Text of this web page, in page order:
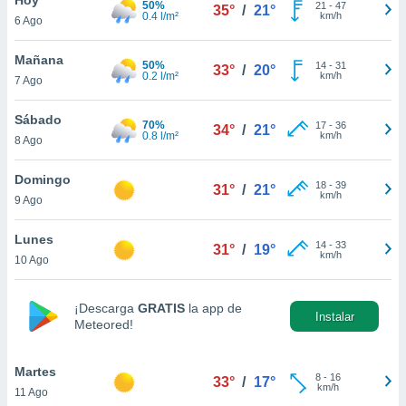
en
más
nuestra
de
aceptar
de
6 Ago
50%
0.4 l/m²
35° / 21° 21 - 47
km/h
Mañana
7 Ago
50%
0.2 l/m²
33° / 20° 14- 31
km/h
Sábado
8 Ago
70%
0.8 l/m²
34° / 21° 17- 36
km/h
Domingo
9 Ago
31° / 21° 18- 39
km/h
Lunes
10 Ago
31° / 19° 14- 33
km/h
¡Descarga GRATIS la app de
Meteored!
Instalar
Martes
11 Ago
33° / 17° 8- 16
km/h